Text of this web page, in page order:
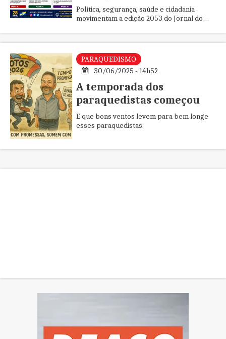
Política, segurança, saúde e cidadania
movimentam a edição 2053 do Jornal do
PARAQUEDISMO
30/06/2025 - 14h52
A temporada dos
paraquedistas começou
E que bons ventos levem para bem longe
esses paraquedistas.